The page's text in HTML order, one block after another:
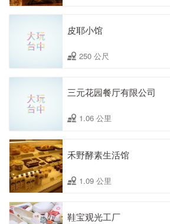
皮耶小馆
250 公尺
三元花园餐厅有限公司
1.06 公里
禾野酵素生活馆
1.09 公里
鞋宝观光工厂